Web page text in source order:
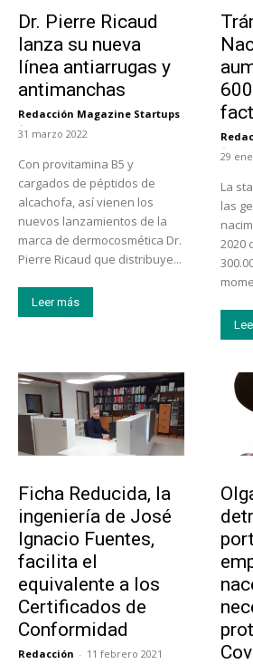
Dr. Pierre Ricaud
lanza su nueva
línea antiarrugas y
antimanchas
Redacción Magazine Startups
-
31 marzo 2022
Con provitamina B5 y
cargados de péptidos de
alcachofa, así vienen los
nuevos lanzamientos de la
marca de dermocosmética Dr.
Pierre Ricaud que distribuye...
Leer más
-
29
La
las
2020
Ficha Reducida, la
ingeniería de José
Ignacio Fuentes,
facilita el
equivalente a los
Certificados de
Conformidad
Redacción - 11 febrero 2021